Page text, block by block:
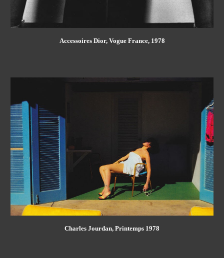
Accessoires Dior, Vogue France, 1978
Charles Jourdan, Printemps 1978